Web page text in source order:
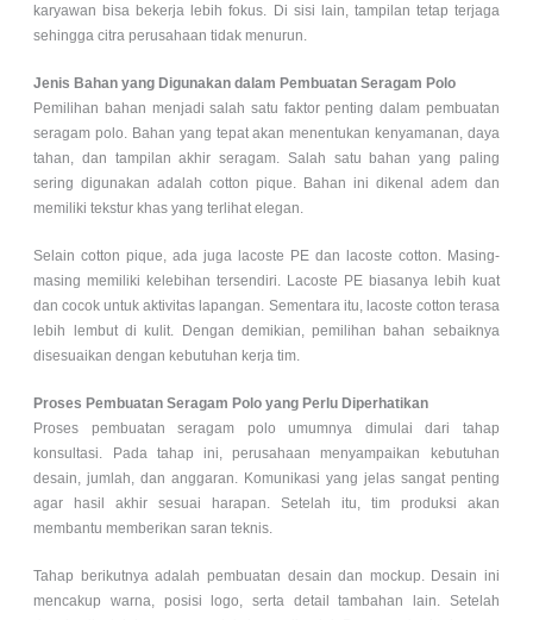
karyawan bisa bekerja lebih fokus. Di sisi lain, tampilan tetap terjaga
sehingga citra perusahaan tidak menurun.
Jenis Bahan yang Digunakan dalam Pembuatan Seragam Polo
Pemilihan bahan menjadi salah satu faktor penting dalam pembuatan
seragam polo. Bahan yang tepat akan menentukan kenyamanan, daya
tahan, dan tampilan akhir seragam. Salah satu bahan yang paling
sering digunakan adalah cotton pique. Bahan ini dikenal adem dan
memiliki tekstur khas yang terlihat elegan.
Selain cotton pique, ada juga lacoste PE dan lacoste cotton. Masing-
masing memiliki kelebihan tersendiri. Lacoste PE biasanya lebih kuat
dan cocok untuk aktivitas lapangan. Sementara itu, lacoste cotton terasa
lebih lembut di kulit. Dengan demikian, pemilihan bahan sebaiknya
disesuaikan dengan kebutuhan kerja tim.
Proses Pembuatan Seragam Polo yang Perlu Diperhatikan
Proses pembuatan seragam polo umumnya dimulai dari tahap
konsultasi. Pada tahap ini, perusahaan menyampaikan kebutuhan
desain, jumlah, dan anggaran. Komunikasi yang jelas sangat penting
agar hasil akhir sesuai harapan. Setelah itu, tim produksi akan
membantu memberikan saran teknis.
Tahap berikutnya adalah pembuatan desain dan mockup. Desain ini
mencakup warna, posisi logo, serta detail tambahan lain. Setelah